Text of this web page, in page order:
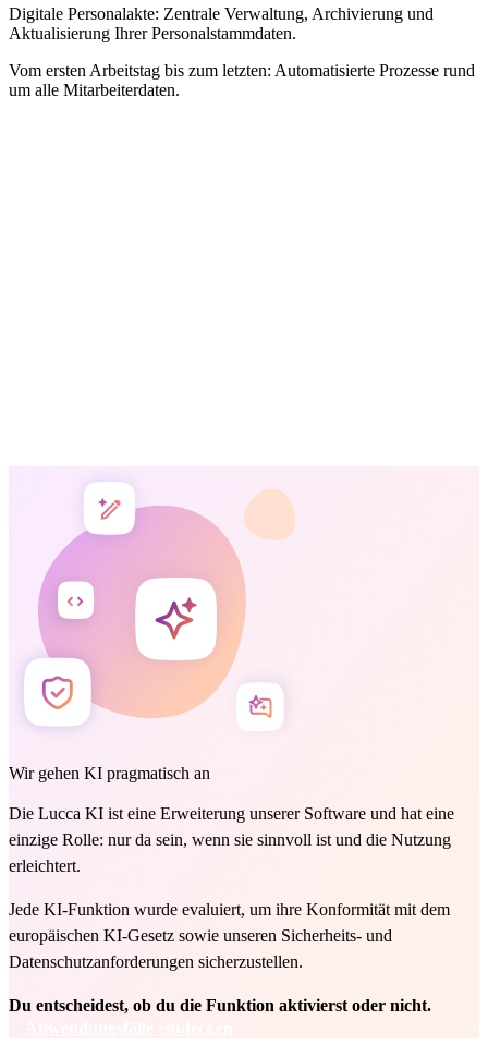
Digitale Personalakte: Zentrale Verwaltung, Archivierung und
Aktualisierung Ihrer Personalstammdaten.
Vom ersten Arbeitstag bis zum letzten: Automatisierte Prozesse rund
um alle Mitarbeiterdaten.
Wir gehen KI pragmatisch an
Die Lucca KI ist eine Erweiterung unserer Software und hat eine
einzige Rolle: nur da sein, wenn sie sinnvoll ist und die Nutzung
erleichtert.
Jede KI-Funktion wurde evaluiert, um ihre Konformität mit dem
europäischen KI-Gesetz sowie unseren Sicherheits- und
Datenschutzanforderungen sicherzustellen.
Du entscheidest, ob du die Funktion aktivierst oder nicht.